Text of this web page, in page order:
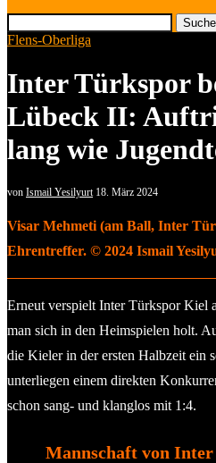
Flens-Oberliga
Inter Türkspor
Lübeck II:
lang wie
von Ismail Yesilyurt 18. März 2024
Visar Mehmeti (am Ball, Inter
Ehrentreffer. © 2024 Ismail
Erneut verspielt Inter Türkspor Kiel
man sich in den Heimspielen holt.
die Kieler in der ersten Halbzeit ein
unterliegen einem direkten
schon sang- und klanglos mit 1:4.
Mannschaft von